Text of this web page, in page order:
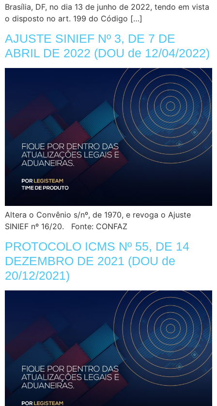
Brasília, DF, no dia 13 de junho de 2022, tendo em vista
o disposto no art. 199 do Código […]
AJUSTE SINIEF Nº 3, DE 7 DE
ABRIL DE 2022 (DOU de 12/04/2022)
Altera o Convênio s/nº, de 1970, e revoga o Ajuste
SINIEF nº 16/20. Fonte: CONFAZ
PROTOCOLO ICMS Nº 55, DE 14
DEZEMBRO DE 2021 (DOU de
20/12/2021)